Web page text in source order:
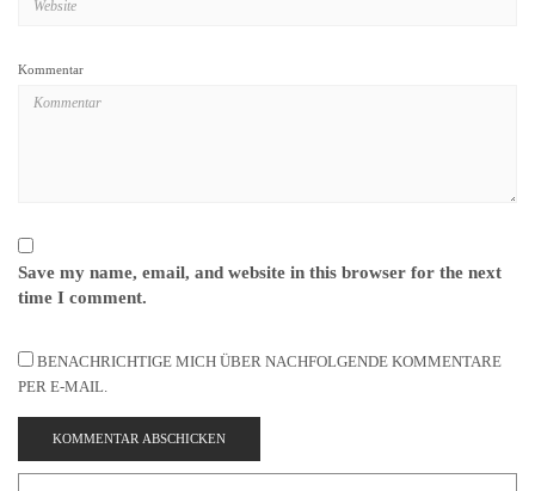
Kommentar
Save my name, email, and website in this browser for the next
time I comment.
BENACHRICHTIGE MICH ÜBER NACHFOLGENDE KOMMENTARE
PER E-MAIL.